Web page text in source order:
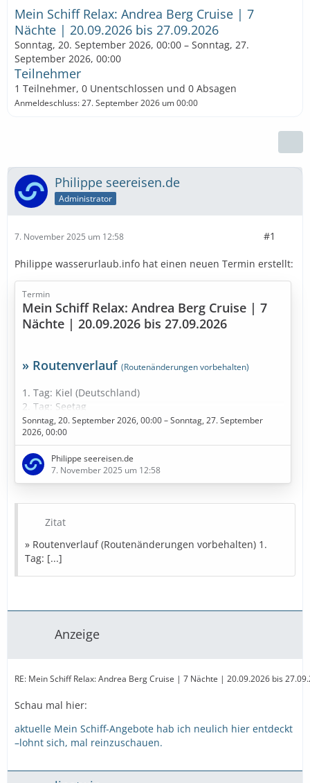
Mein Schiff Relax: Andrea Berg Cruise | 7
Nächte | 20.09.2026 bis 27.09.2026
Sonntag, 20. September 2026, 00:00 – Sonntag, 27.
September 2026, 00:00
Teilnehmer
1 Teilnehmer, 0 Unentschlossen und 0 Absagen
Anmeldeschluss: 27. September 2026 um 00:00
Philippe seereisen.de
Administrator
7. November 2025 um 12:58 #1
Philippe wasserurlaub.info hat einen neuen Termin erstellt:
Termin
Mein Schiff Relax: Andrea Berg Cruise | 7
Nächte | 20.09.2026 bis 27.09.2026
» Routenverlauf (Routenänderungen vorbehalten)
1. Tag: Kiel (Deutschland)
2. Tag: Seetag
3. Tag: Tallinn (Estland)
4. Tag: Helsinki (Finnland)
5. Tag: Seetag
6. Tag: Kopenhagen (Dänemark)
7. Tag: Kopenhagen (Dänemark)
» Bestpreise in Sicht
Diese Kreuzfahrt buchen
Parken Landurlaub
…
Sonntag, 20. September 2026, 00:00 – Sonntag, 27. September
2026, 00:00
Philippe seereisen.de
7. November 2025 um 12:58
Zitat
» Routenverlauf (Routenänderungen vorbehalten) 1.
Tag: [...]
Anzeige
RE: Mein Schiff Relax: Andrea Berg Cruise | 7 Nächte | 20.09.2026 bis
Schau mal hier:
aktuelle Mein Schiff-Angebote hab ich neulich hier entdeckt
–lohnt sich, mal reinzuschauen.